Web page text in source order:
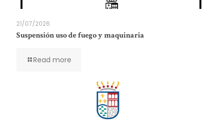
21/07/2026
Suspensión uso de fuego y maquinaria
Read more